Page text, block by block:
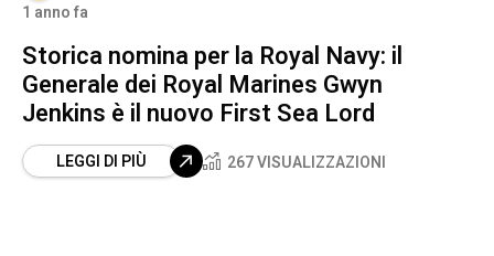
1 anno fa
Storica nomina per la Royal Navy: il
Generale dei Royal Marines Gwyn
Jenkins è il nuovo First Sea Lord
LEGGI DI PIÙ 267 VISUALIZZAZIONI